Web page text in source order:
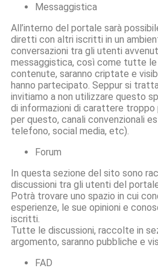
Messaggistica
All’interno del portale sarà
diretti con altri iscritti in un
conversazioni tra gli utenti
messaggistica, così come tutte le
contenute, saranno criptate e
hanno partecipato. Seppur si
invitiamo a non utilizzare questo
di informazioni di carattere troppo
per questo, canali convenzionali
telefono, social media, etc).
Forum
In questa sezione del sito sono
discussioni tra gli utenti del
Potrà trovare uno spazio in cui
esperienze, le sue opinioni e
iscritti.
Tutte le discussioni, raccolte in
argomento, saranno pubbliche e
FAD